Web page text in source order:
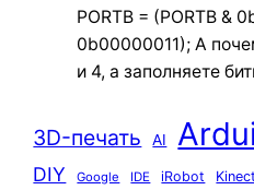
PORTB = (PORTB &
0b00000011); А
и 4, а заполняете
3D-печать AI
DIY Google IDE iRobot Kinect